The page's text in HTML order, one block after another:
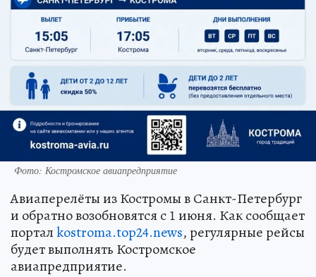
Фото: Костромское авиапредприятие
Авиаперелёты из Костромы в Санкт-Петербург
и обратно возобновятся с 1 июня. Как сообщает
порталkostroma.top24.news, регулярные рейсы
будет выполнять Костромское
авиапредприятие.